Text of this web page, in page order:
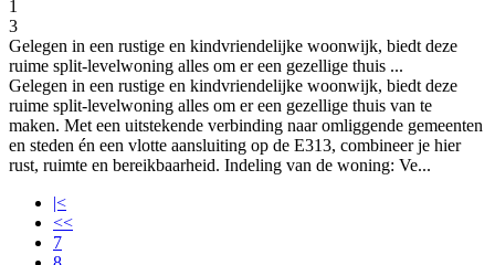
1
3
Gelegen in een rustige en kindvriendelijke woonwijk, biedt deze
ruime split-levelwoning alles om er een gezellige thuis ...
Gelegen in een rustige en kindvriendelijke woonwijk, biedt deze
ruime split-levelwoning alles om er een gezellige thuis van te
maken. Met een uitstekende verbinding naar omliggende gemeenten
en steden én een vlotte aansluiting op de E313, combineer je hier
rust, ruimte en bereikbaarheid. Indeling van de woning: Ve...
|<
<<
7